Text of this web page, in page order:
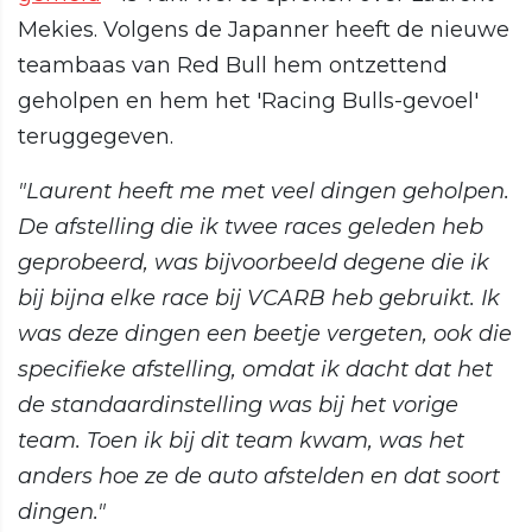
Mekies. Volgens de Japanner heeft de nieuwe
teambaas van Red Bull hem ontzettend
geholpen en hem het 'Racing Bulls-gevoel'
teruggegeven.
"Laurent heeft me met veel dingen geholpen.
De afstelling die ik twee races geleden heb
geprobeerd, was bijvoorbeeld degene die ik
bij bijna elke race bij VCARB heb gebruikt. Ik
was deze dingen een beetje vergeten, ook die
specifieke afstelling, omdat ik dacht dat het
de standaardinstelling was bij het vorige
team. Toen ik bij dit team kwam, was het
anders hoe ze de auto afstelden en dat soort
dingen."